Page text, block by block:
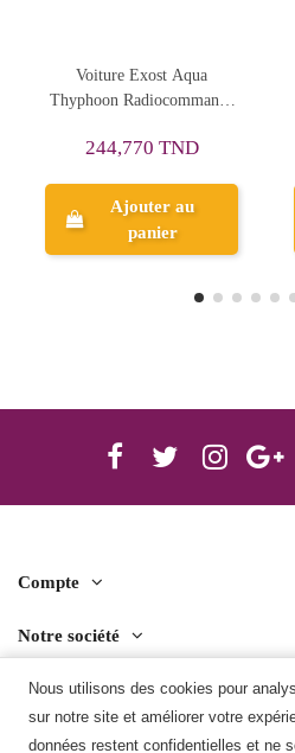
Nous utilisons des cookies pour
sur notre site et améliorer votre
données restent confidentielles et ne
Voiture Télécommandée
Spray Stunt Car - Réf.CX88
Ajouter au
panier
Compte
Notre société
Contact us
Télécharger l'application mobile